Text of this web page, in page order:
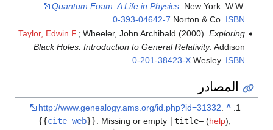
Quantum Foam: A Life in Physics. New York: W.W.
Norton & Co. ISBN
0-393-04642-7
Taylor, Edwin F.; Wheeler, John Archibald (2000). Exploring
Black Holes: Introduction to General Relativity. Addison
Wesley. ISBN
0-201-38423-X
.
المصادر
^
http://www.genealogy.ams.org/id.php?id=31332
{{cite web}}: Missing or empty |title= (help);